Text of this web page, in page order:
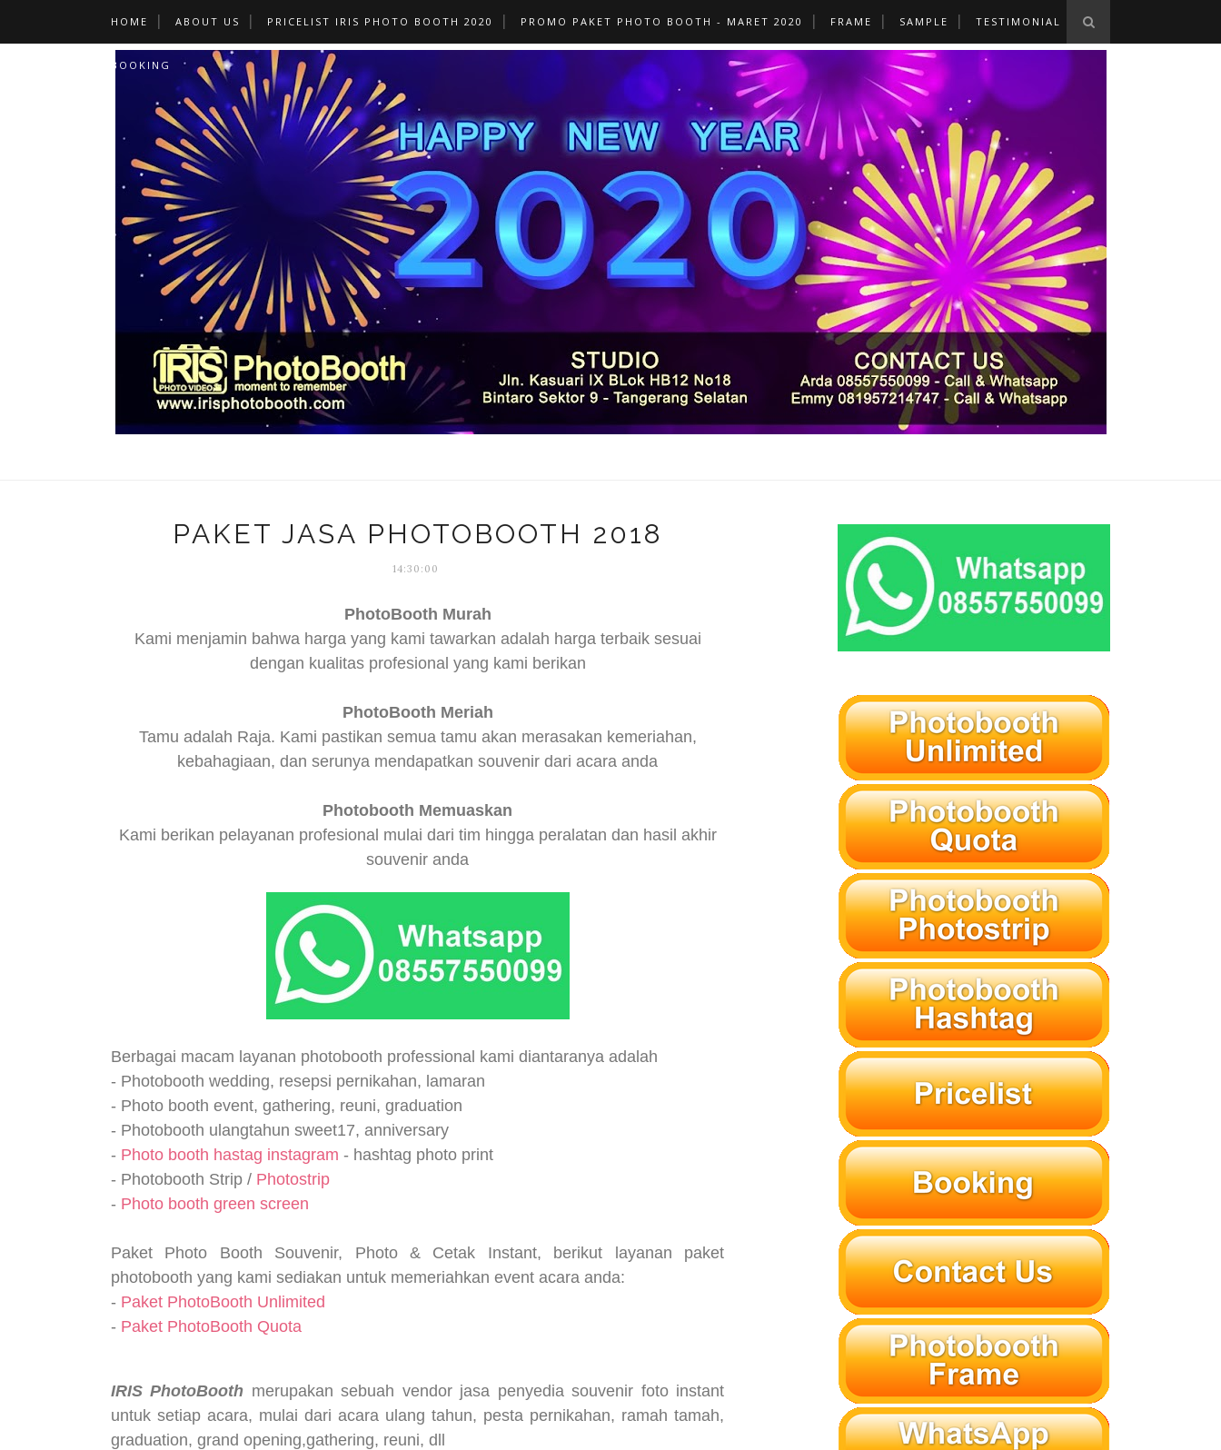
HOME ABOUT US PRICELIST IRIS PHOTO BOOTH 2020 PROMO PAKET PHOTO BOOTH - MARET 2020 FRAME SAMPLE TESTIMONIAL
BOOKING
PAKET JASA PHOTOBOOTH 2018
14:30:00
PhotoBooth Murah
Kami menjamin bahwa harga yang kami tawarkan adalah harga terbaik sesuai
dengan kualitas profesional yang kami berikan
PhotoBooth Meriah
Tamu adalah Raja. Kami pastikan semua tamu akan merasakan kemeriahan,
kebahagiaan, dan serunya mendapatkan souvenir dari acara anda
Photobooth Memuaskan
Kami berikan pelayanan profesional mulai dari tim hingga peralatan dan hasil akhir
souvenir anda
Berbagai macam layanan photobooth professional kami diantaranya adalah
- Photobooth wedding, resepsi pernikahan, lamaran
- Photo booth event, gathering, reuni, graduation
- Photobooth ulangtahun sweet17, anniversary
- Photo booth hastag instagram - hashtag photo print
- Photobooth Strip / Photostrip
- Photo booth green screen
Paket Photo Booth Souvenir, Photo & Cetak Instant, berikut layanan paket
photobooth yang kami sediakan untuk memeriahkan event acara anda:
- Paket PhotoBooth Unlimited
- Paket PhotoBooth Quota
IRIS PhotoBooth merupakan sebuah vendor jasa penyedia souvenir foto instant
untuk setiap acara, mulai dari acara ulang tahun, pesta pernikahan, ramah tamah,
graduation, grand opening,gathering, reuni, dll